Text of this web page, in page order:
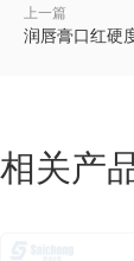
上一篇
润唇膏口红硬
相关产